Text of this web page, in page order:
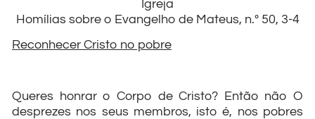
Igreja
Homílias sobre o Evangelho de Mateus, n.º 50, 3-4
Reconhecer Cristo no pobre
Queres honrar o Corpo de Cristo? Então não O
desprezes nos seus membros, isto é, nos pobres